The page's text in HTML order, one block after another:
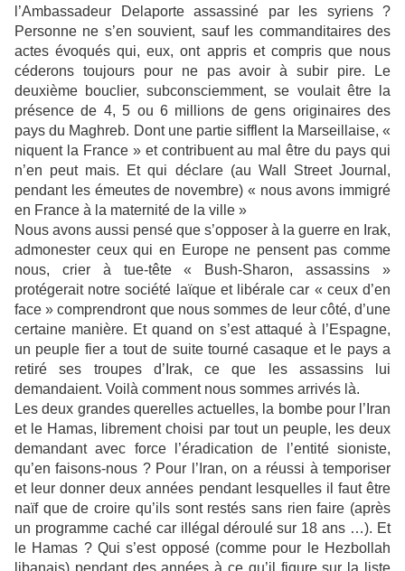
l’Ambassadeur Delaporte assassiné par les syriens ?
Personne ne s’en souvient, sauf les commanditaires des
actes évoqués qui, eux, ont appris et compris que nous
céderons toujours pour ne pas avoir à subir pire. Le
deuxième bouclier, subconsciemment, se voulait être la
présence de 4, 5 ou 6 millions de gens originaires des
pays du Maghreb. Dont une partie sifflent la Marseillaise, «
niquent la France » et contribuent au mal être du pays qui
n’en peut mais. Et qui déclare (au Wall Street Journal,
pendant les émeutes de novembre) « nous avons immigré
en France à la maternité de la ville »
Nous avons aussi pensé que s’opposer à la guerre en Irak,
admonester ceux qui en Europe ne pensent pas comme
nous, crier à tue-tête « Bush-Sharon, assassins »
protégerait notre société laïque et libérale car « ceux d’en
face » comprendront que nous sommes de leur côté, d’une
certaine manière. Et quand on s’est attaqué à l’Espagne,
un peuple fier a tout de suite tourné casaque et le pays a
retiré ses troupes d’Irak, ce que les assassins lui
demandaient. Voilà comment nous sommes arrivés là.
Les deux grandes querelles actuelles, la bombe pour l’Iran
et le Hamas, librement choisi par tout un peuple, les deux
demandant avec force l’éradication de l’entité sioniste,
qu’en faisons-nous ? Pour l’Iran, on a réussi à temporiser
et leur donner deux années pendant lesquelles il faut être
naïf que de croire qu’ils sont restés sans rien faire (après
un programme caché car illégal déroulé sur 18 ans …). Et
le Hamas ? Qui s’est opposé (comme pour le Hezbollah
libanais) pendant des années à ce qu’il figure sur la liste